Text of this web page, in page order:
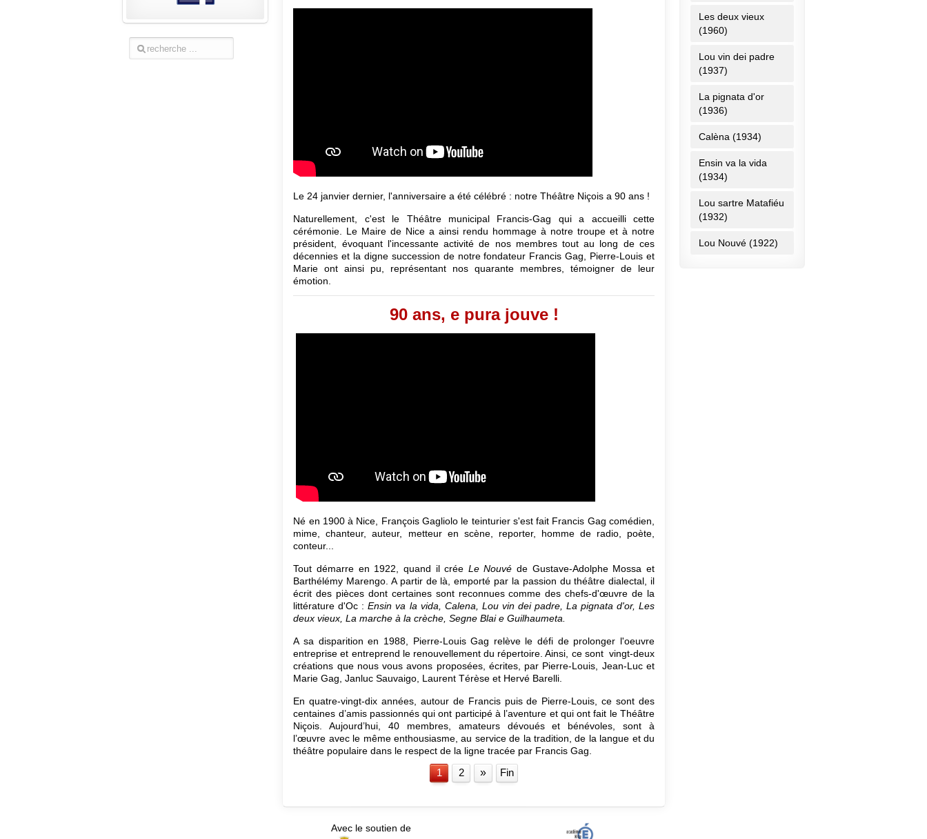
Le 24 janvier dernier, l'anniversaire a été célébré : notre Théâtre Niçois a 90 ans !
Naturellement, c'est le Théâtre municipal Francis-Gag qui a accueilli cette
cérémonie. Le Maire de Nice a ainsi rendu hommage à notre troupe et à notre
président, évoquant l'incessante activité de nos membres tout au long de ces
décennies et la digne succession de notre fondateur Francis Gag, Pierre-Louis et
Marie ont ainsi pu, représentant nos quarante membres, témoigner de leur
émotion.
90 ans, e pura jouve !
Né en 1900 à Nice, François Gagliolo le teinturier s'est fait Francis Gag comédien,
mime, chanteur, auteur, metteur en scène, reporter, homme de radio, poète,
conteur...
Tout démarre en 1922, quand il crée Le Nouvé de Gustave-Adolphe Mossa et
Barthélémy Marengo. A partir de là, emporté par la passion du théâtre dialectal, il
écrit des pièces dont certaines sont reconnues comme des chefs-d'œuvre de la
littérature d'Oc :Ensin va la vida, Calena, Lou vin dei padre, La pignata d'or, Les
deux vieux, La marche à la crèche, Segne Blai e Guilhaumeta.
A sa disparition en 1988, Pierre-Louis Gag relève le défi de prolonger l'oeuvre
entreprise et entreprend le renouvellement du répertoire. Ainsi, ce sont vingt-deux
créations que nous vous avons proposées, écrites, par Pierre-Louis, Jean-Luc et
Marie Gag, Janluc Sauvaigo, Laurent Térèse et Hervé Barelli.
En quatre-vingt-dix années, autour de Francis puis de Pierre-Louis, ce sont des
centaines d’amis passionnés qui ont participé à l’aventure et qui ont fait le Théâtre
Niçois. Aujourd’hui, 40 membres, amateurs dévoués et bénévoles, sont à
l’œuvre avec le même enthousiasme, au service de la tradition, de la langue et du
théâtre populaire dans le respect de la ligne tracée par Francis Gag.
1 2 » Fin
Les deux vieux
(1960)
Lou vin dei padre
(1937)
La pignata d'or
(1936)
Calèna (1934)
Ensin va la vida
(1934)
Lou sartre Matafiéu
(1932)
Lou Nouvé (1922)
Avec le soutien de